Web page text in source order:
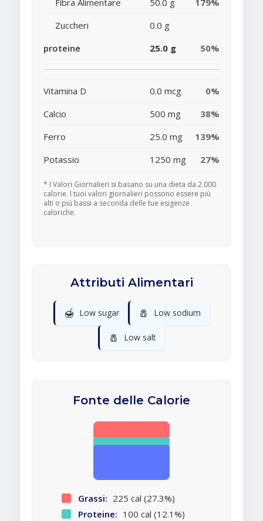
Fibra Alimentare 50.0 g
179%
Zuccheri
0.0 g
proteine
25.0 g 50%
Vitamina D 0.0 mcg
0%
Calcio
500 mg
38%
Ferro
25.0 mg
139%
Potassio
1250 mg 27%
* I Valori Giornalieri si basano su una dieta da 2.000
calorie. I tuoi valori giornalieri possono essere più
alti o più bassi a seconda delle tue esigenze
caloriche.
Attributi Alimentari
🍯 Low sugar 🧂 Low sodium
🧂 Low salt
Fonte delle Calorie
Grassi: 225 cal (27.3%)
Proteine: 100 cal (12.1%)